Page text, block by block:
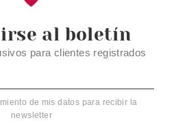
al boletín
para clientes registrados
de mis datos para recibir la
newsletter